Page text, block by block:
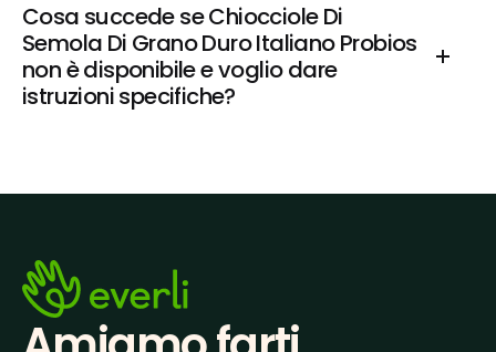
Cosa succede se Chiocciole Di
Semola Di Grano Duro Italiano Probios
non è disponibile e voglio dare
istruzioni specifiche?